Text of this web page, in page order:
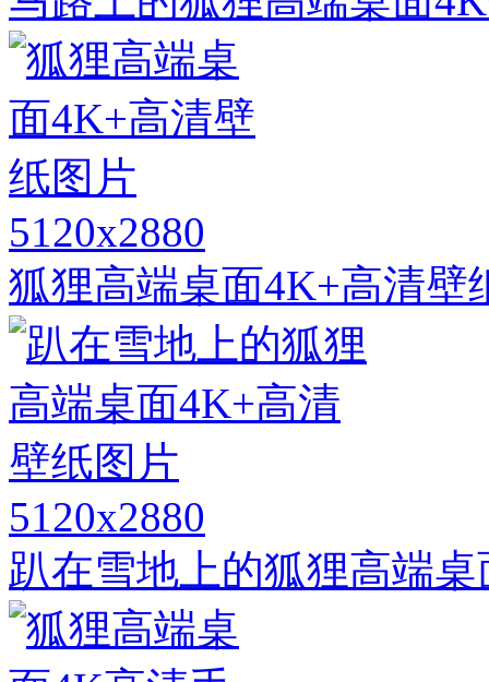
5120x2880
狐狸高端桌面4K+高清壁
5120x2880
趴在雪地上的狐狸高端